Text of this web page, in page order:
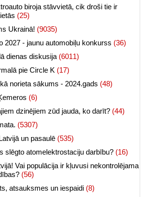
biroja stāvvietā, cik droši tie ir
(25)
Ukrainā! (9035)
2027 - jaunu automobiļu konkurss (36)
dienas diskusija (6011)
pie Circle K (17)
norieta sākums - 2024.gads (48)
(6)
dzinējiem zūd jauda, ko darīt? (44)
(5307)
un pasaulē (535)
slēgto atomelektrostaciju darbību? (16)
Vai populācija ir kļuvusi nekontrolējama
(56)
atsauksmes un iespaidi (8)